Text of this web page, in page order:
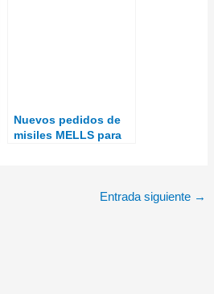
Nuevos pedidos de
misiles MELLS para
Entrada siguiente →